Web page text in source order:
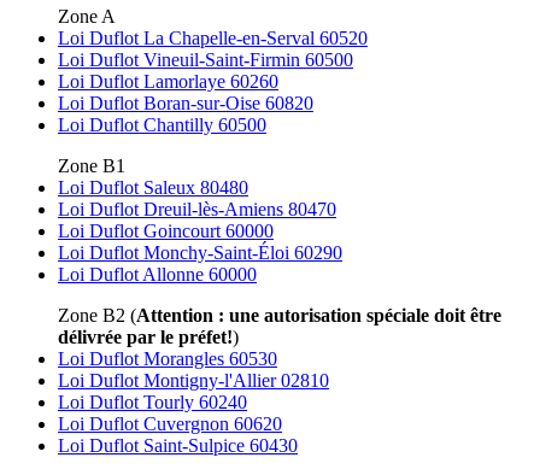
Zone A
Loi Duflot La Chapelle-en-Serval 60520
Loi Duflot Vineuil-Saint-Firmin 60500
Loi Duflot Lamorlaye 60260
Loi Duflot Boran-sur-Oise 60820
Loi Duflot Chantilly 60500
Zone B1
Loi Duflot Saleux 80480
Loi Duflot Dreuil-lès-Amiens 80470
Loi Duflot Goincourt 60000
Loi Duflot Monchy-Saint-Éloi 60290
Loi Duflot Allonne 60000
Zone B2 (Attention : une autorisation spéciale doit être
délivrée par le préfet!)
Loi Duflot Morangles 60530
Loi Duflot Montigny-l'Allier 02810
Loi Duflot Tourly 60240
Loi Duflot Cuvergnon 60620
Loi Duflot Saint-Sulpice 60430